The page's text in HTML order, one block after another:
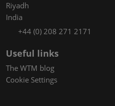
Riyadh
India
+44 (0) 208 271 2171
Useful links
The WTM blog
Cookie Settings